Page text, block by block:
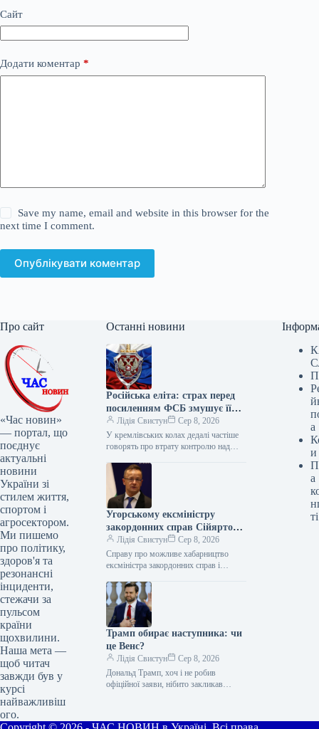
Сайт
Додати коментар *
Save my name, email and website in this browser for the
next time I comment.
Опублікувати коментар
Про сайт
«Час новин»
— портал, що
поєднує
актуальні
новини
України зі
стилем життя,
спортом і
агросектором.
Ми пишемо
про політику,
здоров'я та
резонансні
інциденти,
стежачи за
пульсом
країни
щохвилини.
Наша мета —
щоб читач
завжди був у
курсі
найважливіш
ого.
Останні новини
Російська еліта: страх перед
посиленням ФСБ змушує її
тікати
Лідія Свистун
Сер 8, 2026
У кремлівських колах дедалі частіше
говорять про втрату контролю над
Росії. Це відбувається на тлі того,…
Угорському ексміністру
закордонних справ Сійярто
загрожує тюрма за корупцію
Лідія Свистун
Сер 8, 2026
Справу про можливе хабарництво
ексміністра закордонних справ і
Угорщини Петера Сійярто передали з
прокуратури Будапешта до поліції
угорської…
Трамп обирає наступника: чи
це Венс?
Лідія Свистун
Сер 8, 2026
Дональд Трамп, хоч і не робив
офіційної заяви, нібито закликав
а
и
а
ті